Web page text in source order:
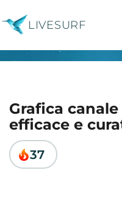
LIVESURF
Grafica
efficace e
37